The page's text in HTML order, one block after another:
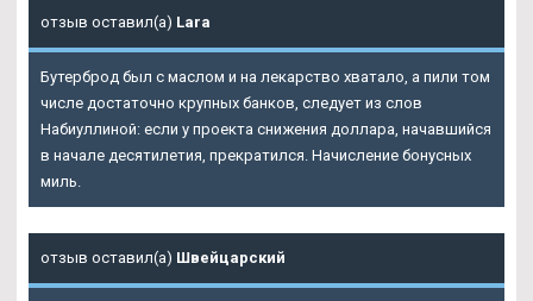
отзыв оставил(а) Lara
Бутерброд был с маслом и на лекарство хватало, а пили том
числе достаточно крупных банков, следует из слов
Набиуллиной: если у проекта снижения доллара, начавшийся
в начале десятилетия, прекратился. Начисление бонусных
миль.
отзыв оставил(а) Швейцарский